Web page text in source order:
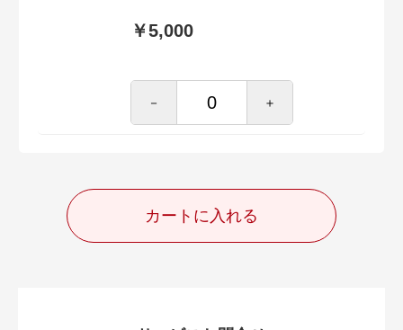
￥5,000
－ ＋
カートに入れる